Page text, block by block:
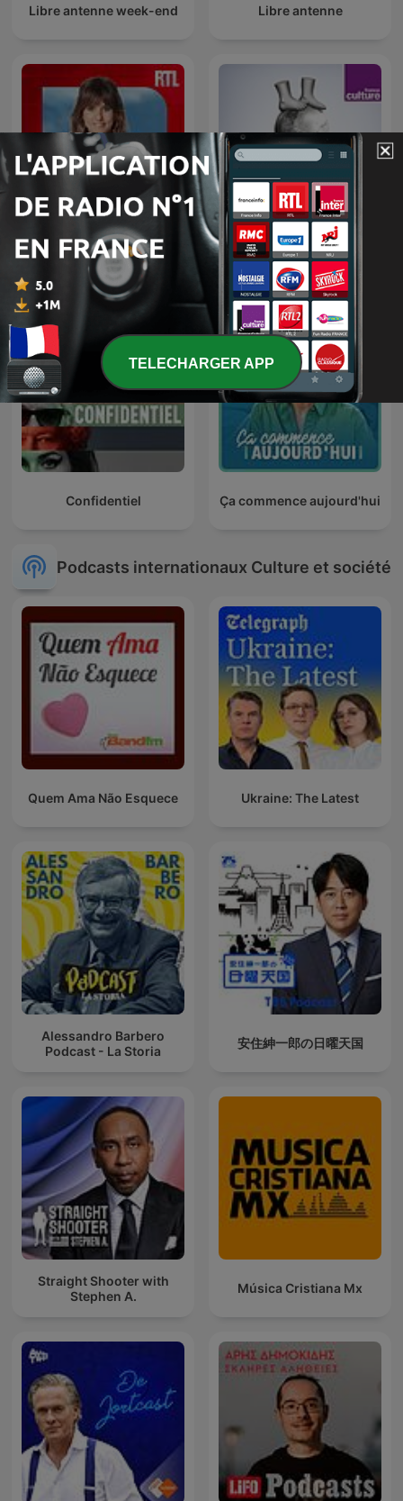
Libre antenne week-end Libre antenne
Un jour, une vie Les pieds sur terre
Confidentiel Ça commence aujourd'hui
Podcasts internationaux Culture et société
Quem Ama Não Esquece Ukraine: The Latest
Alessandro Barbero
Podcast - La Storia
安住紳一郎の日曜天国
Straight Shooter with
Stephen A.
Música Cristiana Mx
TELECHARGER APP